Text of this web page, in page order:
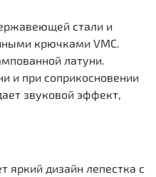
стали и
крючками VMC.
латуни.
и при соприкосновении
звуковой эффект,
яркий дизайн лепестка с